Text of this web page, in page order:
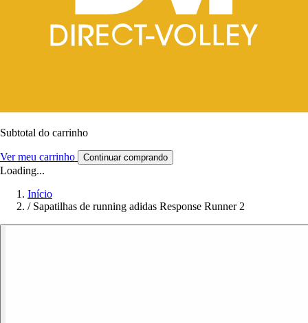
Subtotal do carrinho
Ver meu carrinho Continuar comprando
Loading...
Início
/ Sapatilhas de running adidas Response Runner 2